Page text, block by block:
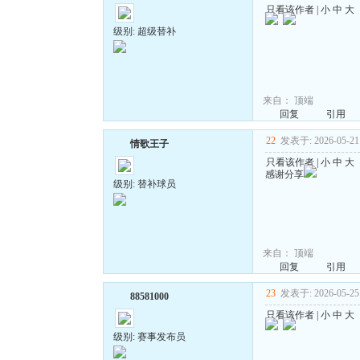
级别: 超级替补
只看该作者| 小 中 大
来自： 顶端
回复
引用
情歌王子
级别: 替补球员
22 发表于: 2026-05-
只看该作者| 小 中 大
感谢分享
来自： 顶端
回复
引用
88581000
级别: 赛事发布员
23 发表于: 2026-05-
只看该作者| 小 中 大